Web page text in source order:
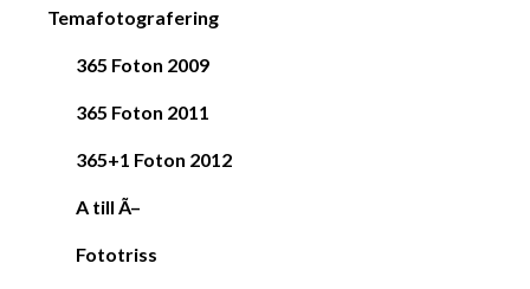
Temafotografering
365 Foton 2009
365 Foton 2011
365+1 Foton 2012
A till Ã–
Fototriss